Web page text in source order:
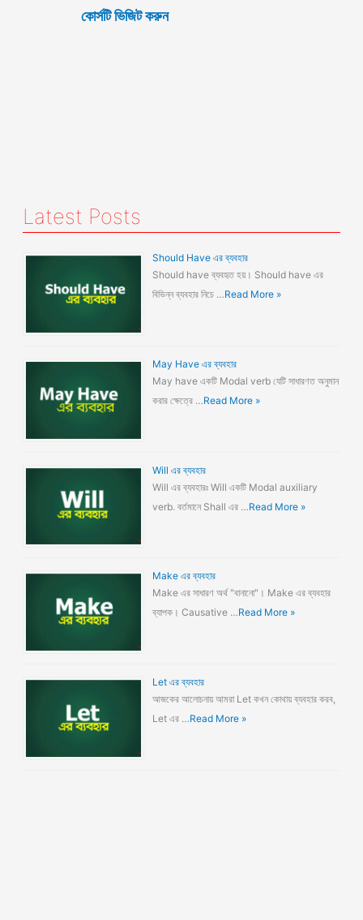
কোর্সটি ভিজিট করুন
Latest Posts
Should Have এর ব্যবহার
Should have ব্যবহৃত হয়। Should have এর
বিভিন্ন ব্যবহার নিচে …Read More »
May Have এর ব্যবহার
May have একটি Modal verb যেটি সাধারণত অনুমান
করার ক্ষেত্রে …Read More »
Will এর ব্যবহার
Will এর ব্যবহারঃ Will একটি Modal auxiliary
verb. বর্তমানে Shall এর …Read More »
Make এর ব্যবহার
Make এর সাধারণ অর্থ "বানানো"। Make এর ব্যবহার
ব্যাপক। Causative …Read More »
Let এর ব্যবহার
আজকের আলোচনায় আমরা Let কখন কোথায় ব্যবহার করব,
Let এর …Read More »